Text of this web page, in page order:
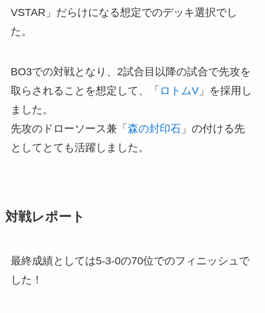
VSTAR」だらけになる想定でのデッキ選択でし
た。
BO3での対戦となり、2試合目以降の試合で先攻を
取らされることを想定して、「 ロトムV」を採用し
ました。
先攻のドローソース兼「 森の封印石」の付ける先
としてとても活躍しました。
対戦レポート
最終成績としては5-3-0の70位でのフィニッシュで
した！